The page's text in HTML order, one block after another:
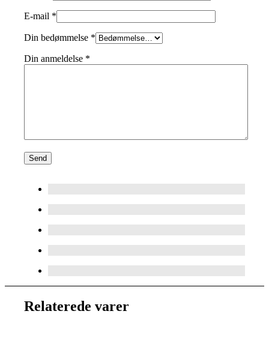
E-mail *
Din bedømmelse *
Din anmeldelse *
Relaterede varer